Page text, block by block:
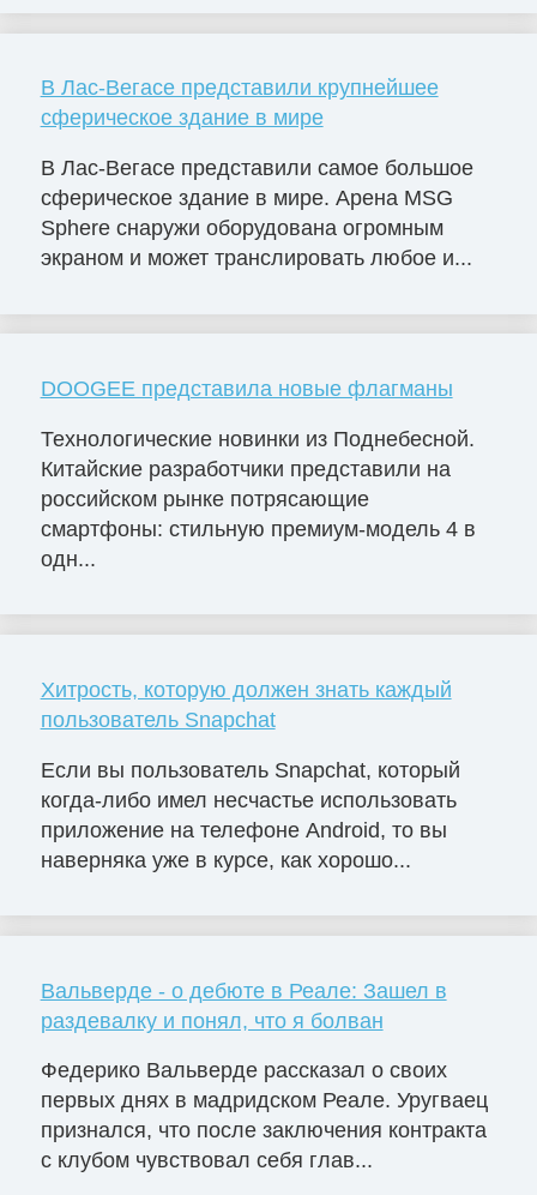
В Лас-Вегасе представили крупнейшее
сферическое здание в мире
В Лас-Вегасе представили самое большое
сферическое здание в мире. Арена MSG
Sphere снаружи оборудована огромным
экраном и может транслировать любое и...
DOOGEE представила новые флагманы
Технологические новинки из Поднебесной.
Китайские разработчики представили на
российском рынке потрясающие
смартфоны: стильную премиум-модель 4 в
одн...
Хитрость, которую должен знать каждый
пользователь Snapchat
Если вы пользователь Snapchat, который
когда-либо имел несчастье использовать
приложение на телефоне Android, то вы
наверняка уже в курсе, как хорошо...
Вальверде - о дебюте в Реале: Зашел в
раздевалку и понял, что я болван
Федерико Вальверде рассказал о своих
первых днях в мадридском Реале. Уругваец
признался, что после заключения контракта
с клубом чувствовал себя глав...